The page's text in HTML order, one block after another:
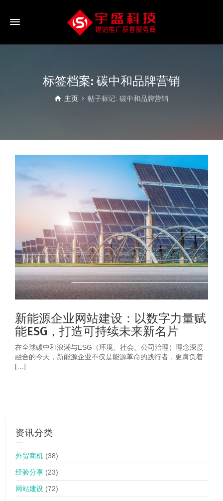
标签档案: 碳中和品牌营销
主页 帖子标记: 碳中和品牌营销
新能源企业网站建设：以数字力量赋
能ESG，打造可持续未来新名片
在全球碳中和浪潮与ESG（环境、社会、公司治理）理念深度
融合的今天，新能源企业不仅是能源革命的践行者，更肩负着
[…]
资讯分类
外贸商机 (38)
经验分享 (23)
网站建设 (72)